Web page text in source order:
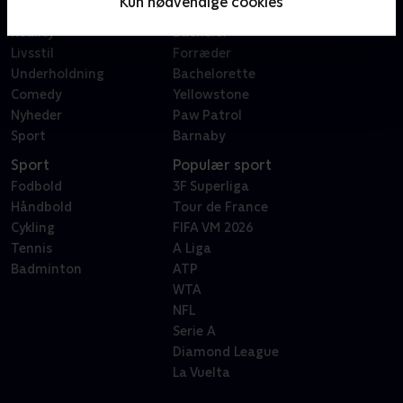
Reality
Livsstil
Underholdning
Comedy
Nyheder
Sport
X Factor
Bachelor
Forræder
Bachelorette
Yellowstone
Paw Patrol
Barnaby
Sport
Fodbold
Håndbold
Cykling
Tennis
Badminton
Populær sport
3F Superliga
Tour de France
FIFA VM 2026
A Liga
ATP
WTA
NFL
Serie A
Diamond League
La Vuelta